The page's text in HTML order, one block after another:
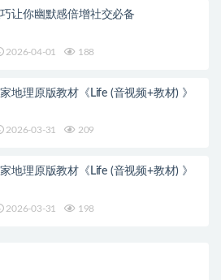
让你幽默感倍增社交必备
2026-04-01 188
地理原版教材《Life (音视频+教材) 》
2026-03-31 209
地理原版教材《Life (音视频+教材) 》
2026-03-31 198